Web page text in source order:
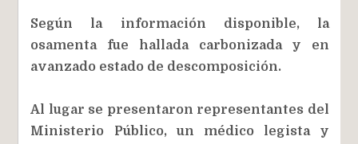
Según la información disponible, la
osamenta fue hallada carbonizada y en
avanzado estado de descomposición.
Al lugar se presentaron representantes del
Ministerio Público, un médico legista y